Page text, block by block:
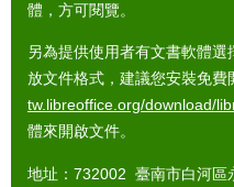
體，方可閱覽。
另為提供使用者有文書軟體
放文件格式，建議您安裝免費
tw.libreoffice.org/download/
體來開啟文件。
地址：732002 臺南市白河